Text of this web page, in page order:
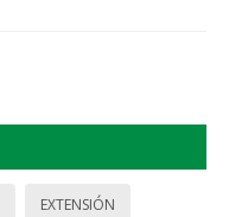
EXTENSIÓN